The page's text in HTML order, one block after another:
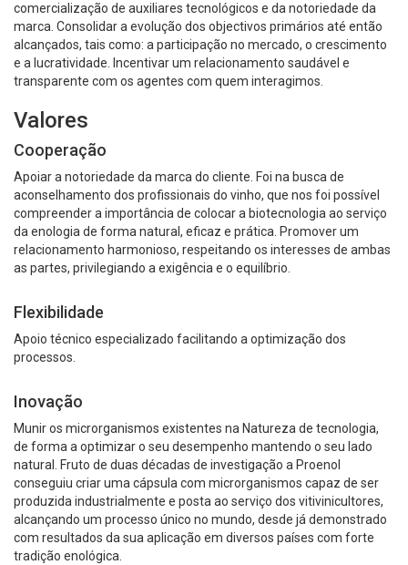
comercialização de auxiliares tecnológicos e da notoriedade da
marca. Consolidar a evolução dos objectivos primários até então
alcançados, tais como: a participação no mercado, o crescimento
e a lucratividade. Incentivar um relacionamento saudável e
transparente com os agentes com quem interagimos.
Valores
Cooperação
Apoiar a notoriedade da marca do cliente. Foi na busca de
aconselhamento dos profissionais do vinho, que nos foi possível
compreender a importância de colocar a biotecnologia ao serviço
da enologia de forma natural, eficaz e prática. Promover um
relacionamento harmonioso, respeitando os interesses de ambas
as partes, privilegiando a exigência e o equilíbrio.
Flexibilidade
Apoio técnico especializado facilitando a optimização dos
processos.
Inovação
Munir os microrganismos existentes na Natureza de tecnologia,
de forma a optimizar o seu desempenho mantendo o seu lado
natural. Fruto de duas décadas de investigação a Proenol
conseguiu criar uma cápsula com microrganismos capaz de ser
produzida industrialmente e posta ao serviço dos vitivinicultores,
alcançando um processo único no mundo, desde já demonstrado
com resultados da sua aplicação em diversos países com forte
tradição enológica.